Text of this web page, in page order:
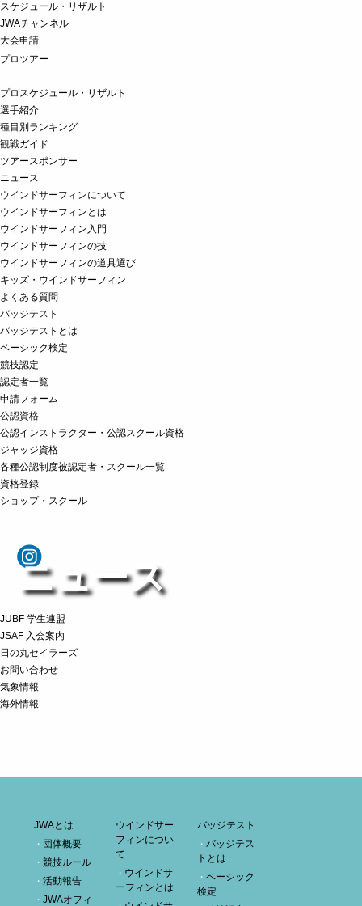
ニュース
スケジュール・リザルト
JWAチャンネル
大会申請
プロツアー
プロスケジュール・リザルト
選手紹介
種目別ランキング
観戦ガイド
ツアースポンサー
ニュース
ウインドサーフィンについて
ウインドサーフィンとは
ウインドサーフィン入門
ウインドサーフィンの技
ウインドサーフィンの道具選び
キッズ・ウインドサーフィン
よくある質問
バッジテスト
バッジテストとは
ベーシック検定
競技認定
認定者一覧
申請フォーム
公認資格
公認インストラクター・公認スクール資格
ジャッジ資格
各種公認制度被認定者・スクール一覧
資格登録
ショップ・スクール
JUBF 学生連盟
JSAF 入会案内
日の丸セイラーズ
お問い合わせ
気象情報
海外情報
JWAとは
団体概要
競技ルール
活動報告
JWAオフィ
ウインドサー
フィンについ
て
ウインドサ
ーフィンとは
バッジテスト
バッジテス
トとは
ベーシック
検定